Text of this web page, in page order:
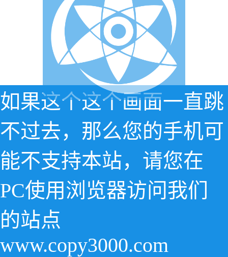
如果这个这个画面一直跳
不过去，那么您的手机可
能不支持本站，请您在
PC使用浏览器访问我们
的站点
www.copy3000.com